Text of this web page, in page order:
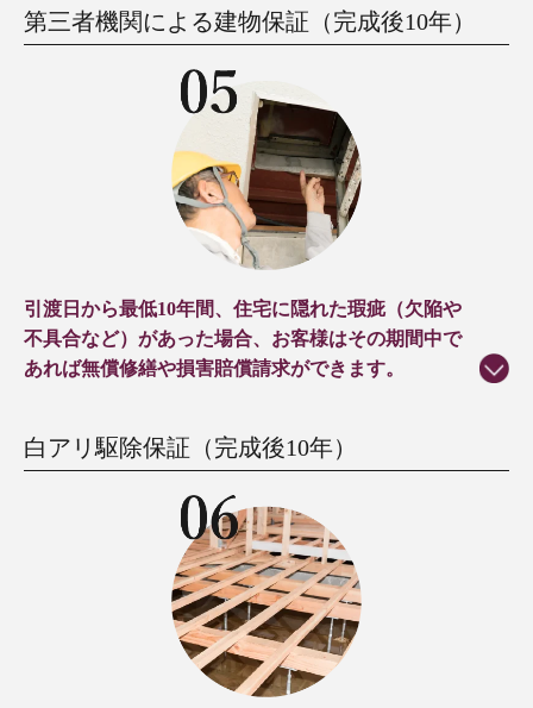
第三者機関による建物保証（完成後10年）
引渡日から最低10年間、住宅に隠れた瑕疵（欠陥や
不具合など）があった場合、お客様はその期間中で
あれば無償修繕や損害賠償請求ができます。
白アリ駆除保証（完成後10年）